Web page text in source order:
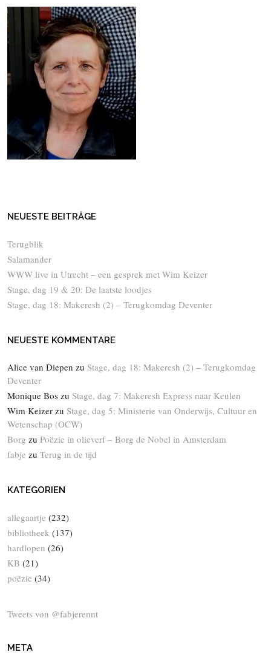
NEUESTE BEITRÄGE
Terugblik
Salamander
WWW live in Utrecht – een gesprek met Wim Keizer
Stage, dag 19 & 20: De laatste loodjes
Stage, dag 18: Makeresh (2) – Terugkomdag Deventer
NEUESTE KOMMENTARE
Alice van Diepen zu Stage, dag 18: Makeresh (2) – Terugkomdag
Deventer
Monique Bos zu Stage, dag 7: Makeresh Express naar Keulen
Wim Keizer zu Stage, dag 5: Ministerie van Onderwijs, Cultuur en
Wetenschap (OCW)
Borg zu Poëzie in olieverf – Borg de Nobel in Amsterdam
fabje zu Terug in de tijd
KATEGORIEN
allegaartje (232)
bibliotheek (137)
hardlopen (26)
KB (21)
poëzie (34)
Tweets von @fabjerennt
META